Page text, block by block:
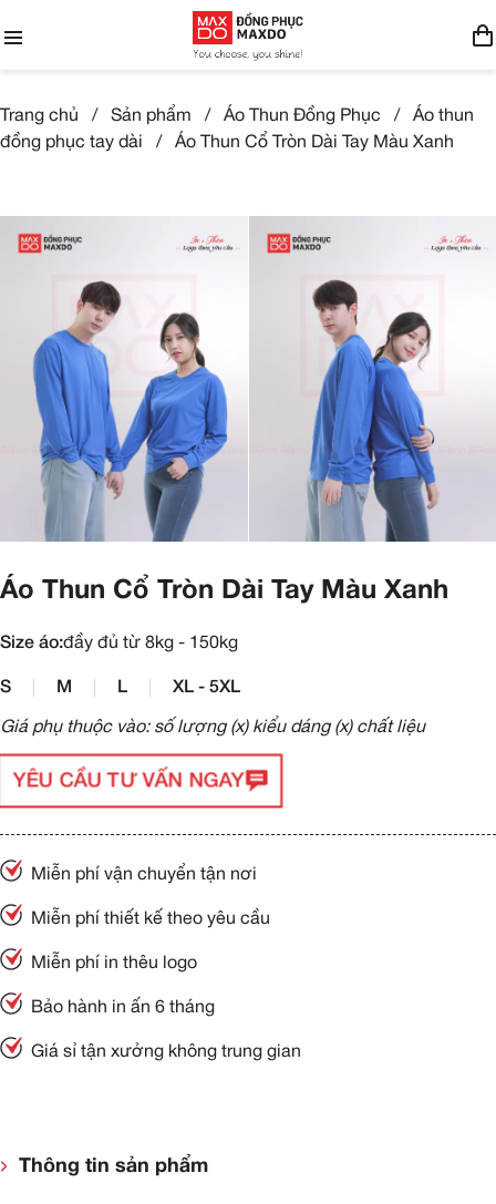
Trang chủ / Sản phẩm / Áo Thun Đồng Phục /
Áo thun
đồng phục tay dài
/ Áo Thun Cổ Tròn Dài Tay Màu Xanh
Áo Thun Cổ Tròn Dài Tay Màu Xanh
Size áo:đầy đủ từ 8kg - 150kg
S M L XL - 5XL
Giá phụ thuộc vào: số lượng (x) kiểu dáng (x) chất liệu
YÊU CẦU TƯ VẤN NGAY
Miễn phí vận chuyển tận nơi
Miễn phí thiết kế theo yêu cầu
Miễn phí in thêu logo
Bảo hành in ấn 6 tháng
Giá sỉ tận xưởng không trung gian
Thông tin sản phẩm